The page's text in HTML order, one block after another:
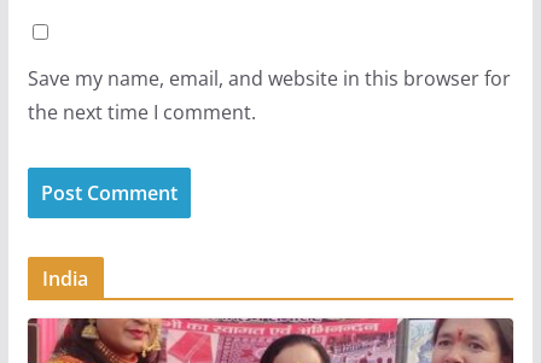
Save my name, email, and website in this browser for
the next time I comment.
India